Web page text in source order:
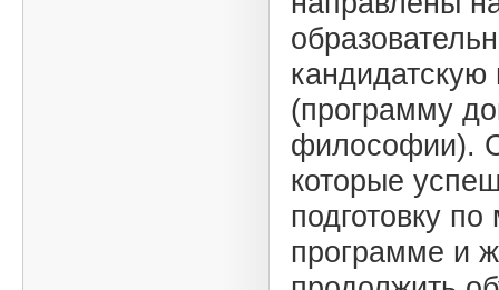
(программу
философии).
которые
подготовку по
программе и